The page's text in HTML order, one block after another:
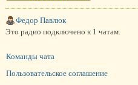
Федор Павлюк
Это радио подключено к 1 чатам.
Команды чата
Пользовательское соглашение